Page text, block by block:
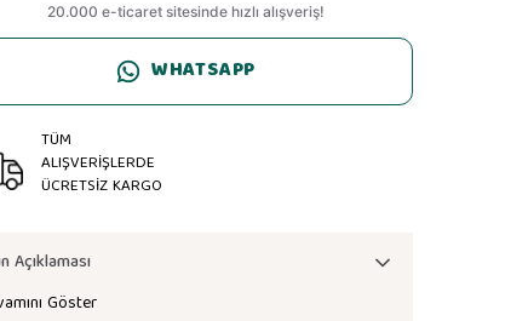
WHATSAPP
TÜM
ALIŞVERİŞLERDE
ÜCRETSİZ KARGO
Açıklaması
Göster